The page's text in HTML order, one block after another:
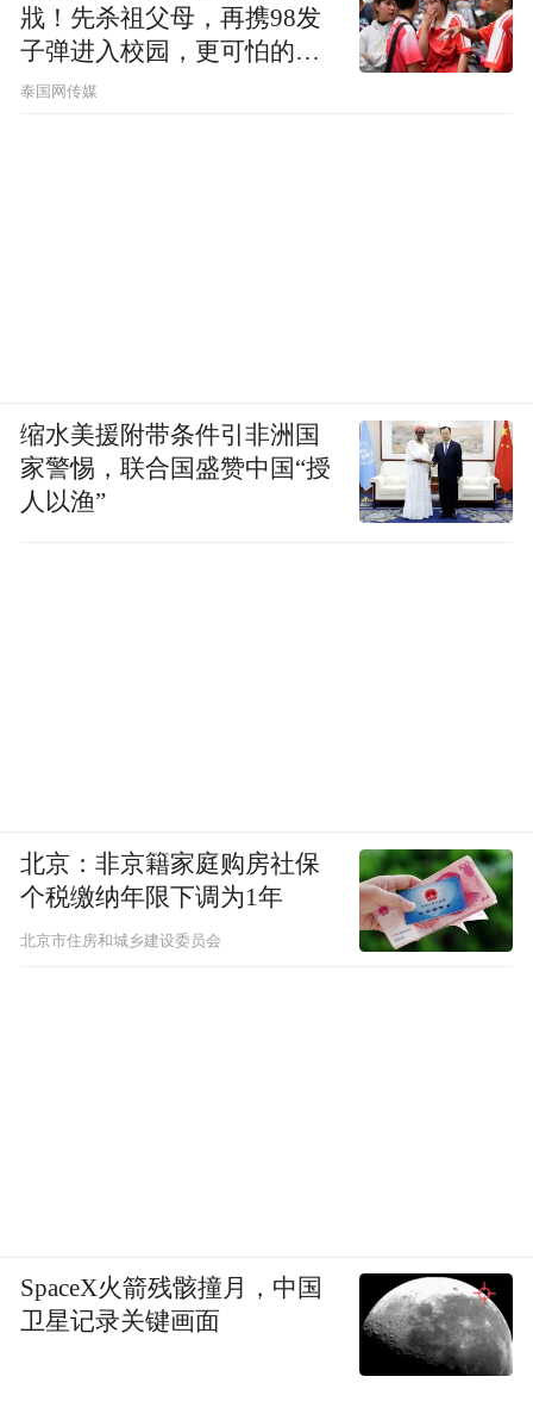
戕！先杀祖父母，再携98发
子弹进入校园，更可怕的细
节公布了
泰国网传媒
缩水美援附带条件引非洲国
家警惕，联合国盛赞中国“授
人以渔”
北京：非京籍家庭购房社保
个税缴纳年限下调为1年
北京市住房和城乡建设委员会
SpaceX火箭残骸撞月，中国
卫星记录关键画面